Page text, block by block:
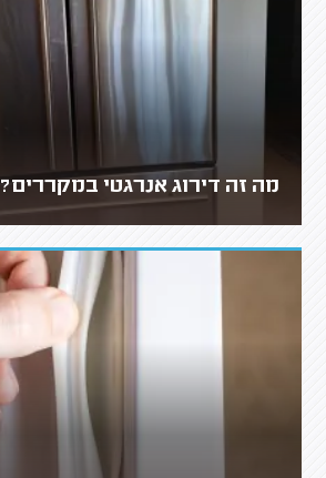
מה זה דירוג אנרגטי במקררים?